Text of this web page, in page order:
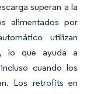
superan a la
alimentados por
utilizan
lo que ayuda a
cuando los
Los retrofits en